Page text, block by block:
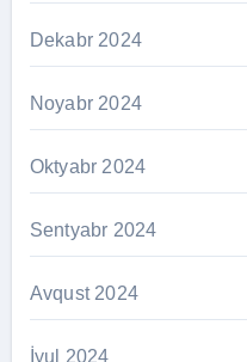
Dekabr 2024
Noyabr 2024
Oktyabr 2024
Sentyabr 2024
Avqust 2024
İyul 2024